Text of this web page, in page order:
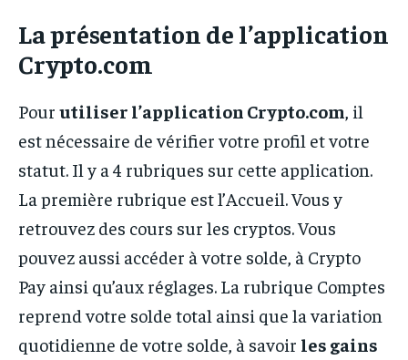
La présentation de l’application
Crypto.com
Pour utiliser l’application Crypto.com , il
est nécessaire de vérifier votre profil et votre
statut. Il y a 4 rubriques sur cette application.
La première rubrique est l’Accueil. Vous y
retrouvez des cours sur les cryptos. Vous
pouvez aussi accéder à votre solde, à Crypto
Pay ainsi qu’aux réglages. La rubrique Comptes
reprend votre solde total ainsi que la variation
quotidienne de votre solde, à savoir les gains